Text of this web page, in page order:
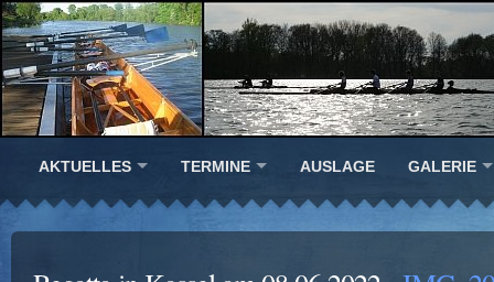
AKTUELLES TERMINE AUSLAGE GALERIE